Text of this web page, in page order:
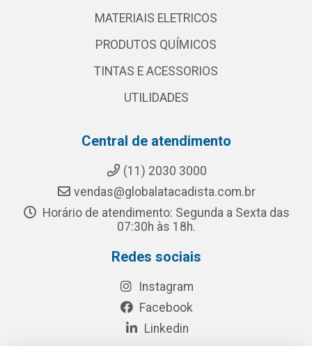
MATERIAIS ELETRICOS
PRODUTOS QUÍMICOS
TINTAS E ACESSORIOS
UTILIDADES
Central de atendimento
(11) 2030 3000
vendas@globalatacadista.com.br
Horário de atendimento: Segunda a Sexta das
07:30h às 18h.
Redes sociais
Instagram
Facebook
Linkedin